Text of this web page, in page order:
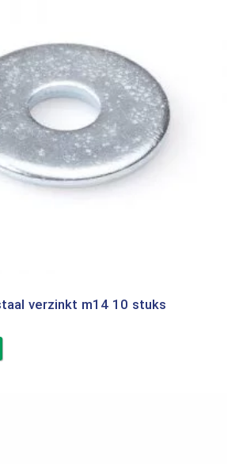
verzinkt m14 10 stuks